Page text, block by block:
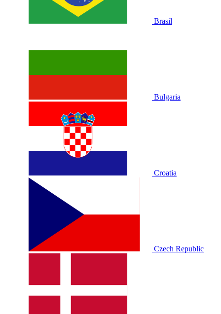
Brasil
Bulgaria
Croatia
Czech Republic